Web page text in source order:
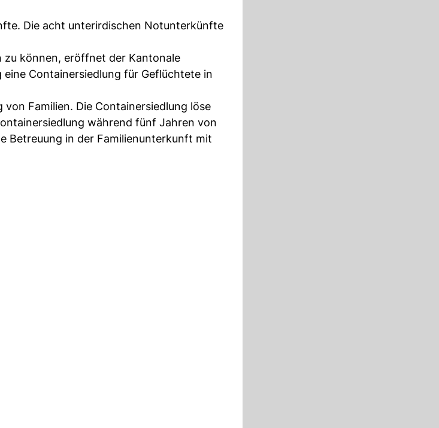
Die acht unterirdischen Notunterkünfte
zu können, eröffnet der Kantonale
Containersiedlung für Geflüchtete in
Familien. Die Containersiedlung löse
während fünf Jahren von
Betreuung in der Familienunterkunft mit